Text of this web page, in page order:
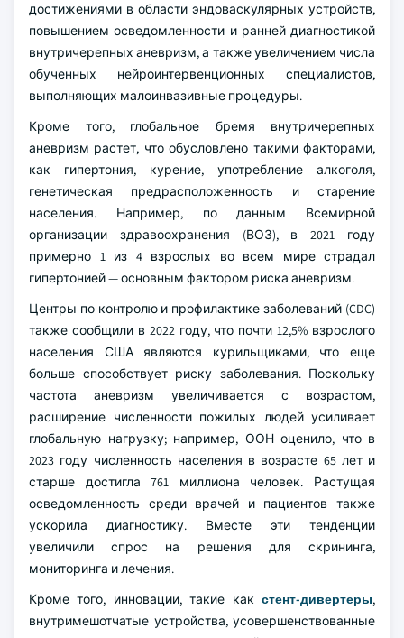
достижениями в области эндоваскулярных устройств,
повышением осведомленности и ранней диагностикой
внутричерепных аневризм, а также увеличением числа
обученных нейроинтервенционных специалистов,
выполняющих малоинвазивные процедуры.
Кроме того, глобальное бремя внутричерепных
аневризм растет, что обусловлено такими факторами,
как гипертония, курение, употребление алкоголя,
генетическая предрасположенность и старение
населения. Например, по данным Всемирной
организации здравоохранения (ВОЗ), в 2021 году
примерно 1 из 4 взрослых во всем мире страдал
гипертонией — основным фактором риска аневризм.
Центры по контролю и профилактике заболеваний (CDC)
также сообщили в 2022 году, что почти 12,5% взрослого
населения США являются курильщиками, что еще
больше способствует риску заболевания. Поскольку
частота аневризм увеличивается с возрастом,
расширение численности пожилых людей усиливает
глобальную нагрузку; например, ООН оценило, что в
2023 году численность населения в возрасте 65 лет и
старше достигла 761 миллиона человек. Растущая
осведомленность среди врачей и пациентов также
ускорила диагностику. Вместе эти тенденции
увеличили спрос на решения для скрининга,
мониторинга и лечения.
Кроме того, инновации, такие как стент-дивертеры,
внутримешотчатые устройства, усовершенствованные